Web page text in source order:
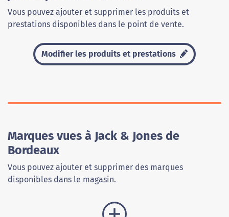
Vous pouvez ajouter et supprimer les produits et
prestations disponibles dans le point de vente.
Modifier les produits et prestations
Marques vues à Jack & Jones de
Bordeaux
Vous pouvez ajouter et supprimer des marques
disponibles dans le magasin.